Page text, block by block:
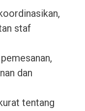
staf
dan
tentang